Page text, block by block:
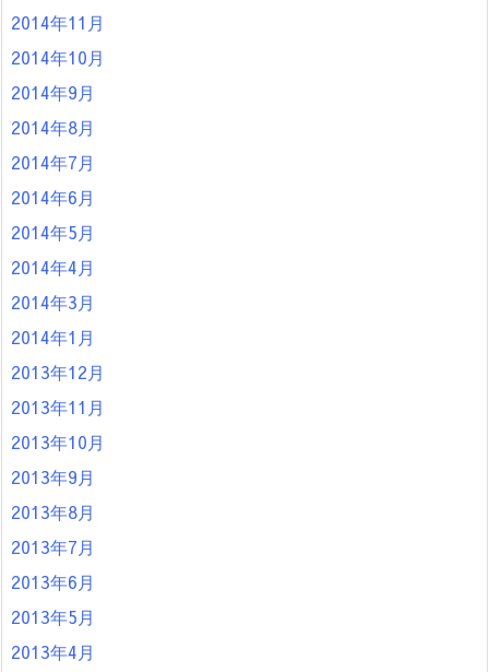
2014年11月
2014年10月
2014年9月
2014年8月
2014年7月
2014年6月
2014年5月
2014年4月
2014年3月
2014年1月
2013年12月
2013年11月
2013年10月
2013年9月
2013年8月
2013年7月
2013年6月
2013年5月
2013年4月